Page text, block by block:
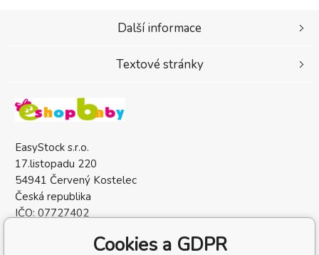
EasyStock s.r.o.
17.listopadu 220
54941 Červený Kostelec
Česká republika
IČO: 07727402
Další informace
Textové stránky
Cookies a GDPR